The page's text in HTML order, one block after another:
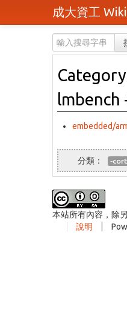
成大資工 Wiki
lmbench
embedded/
-
本站所有內容，除
說明